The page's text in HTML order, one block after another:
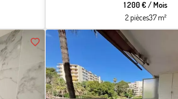
1 200 € / Mois
2 pièces37 m²